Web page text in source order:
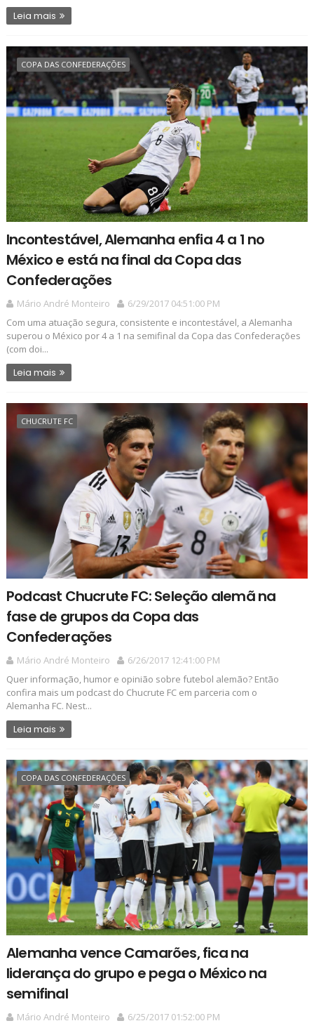
Leia mais
COPA DAS CONFEDERAÇÕES
Incontestável, Alemanha enfia 4 a 1 no
México e está na final da Copa das
Confederações
Mário André Monteiro
6/29/2017 04:51:00 PM
Com uma atuação segura, consistente e incontestável, a Alemanha
superou o México por 4 a 1 na semifinal da Copa das Confederações
(com doi...
Leia mais
CHUCRUTE FC
Podcast Chucrute FC: Seleção alemã na
fase de grupos da Copa das
Confederações
Mário André Monteiro
6/26/2017 12:41:00 PM
Quer informação, humor e opinião sobre futebol alemão? Então
confira mais um podcast do Chucrute FC em parceria com o
Alemanha FC. Nest...
Leia mais
COPA DAS CONFEDERAÇÕES
Alemanha vence Camarões, fica na
liderança do grupo e pega o México na
semifinal
Mário André Monteiro
6/25/2017 01:52:00 PM